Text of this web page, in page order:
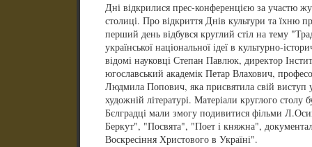
Дні відкрилися прес-конференцією за участю
столиці. Про відкриття Днів культури та їхню
перший день відбувся круглий стіл на тему
української національної ідеї в культурно-
відомі науковці Степан Павлюк, директор
югославський академік Петар Влахович,
Людмила Попович, яка присвятила свій виступ
художній літературі. Матеріали круглого
Бєлградці мали змогу подивитися фільми
Беркут", "Посвята", "Поет і княжна",
Воскресіння Христового в Україні".